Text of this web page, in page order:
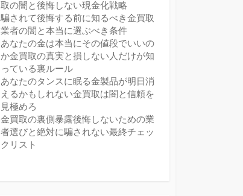
取の闇と後悔しない現金化戦略
騙されて後悔する前に知るべき金買取
業者の闇と本当に選ぶべき条件
あなたの金は本当にその値段でいいの
か金買取の真実と損しない人だけが知
っている裏ルール
あなたのタンスに眠る金製品が明日消
えるかもしれない金買取は闇と信頼を
見極めろ
金買取の裏側暴露後悔しないための業
者選びと絶対に騙されない最終チェッ
クリスト